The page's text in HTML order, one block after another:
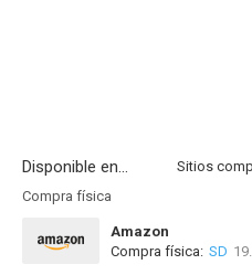
Disponible en...
Compra física
Amazon
Compra física: SD